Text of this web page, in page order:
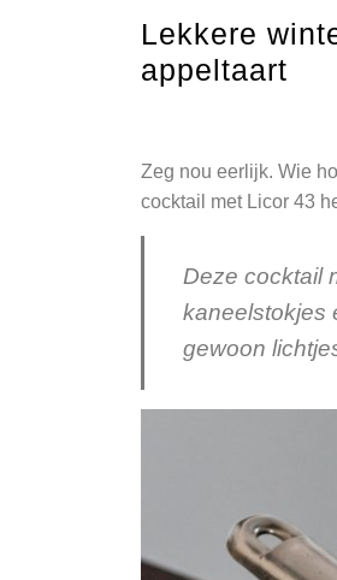
Lekkere
appeltaart
Zeg nou eerlijk. Wie
cocktail met Licor 43
Deze cocktail
kaneelstokjes
gewoon